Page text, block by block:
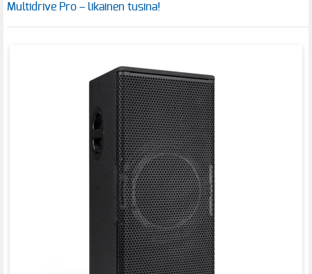
Multidrive Pro – likainen tusina!